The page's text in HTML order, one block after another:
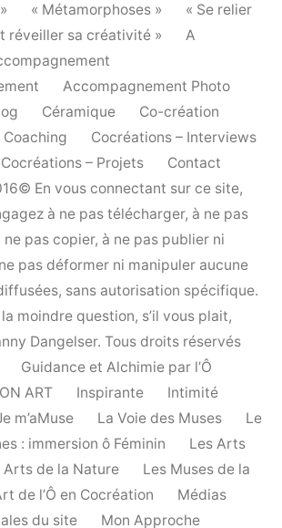
« Métamorphoses »
« Se relier
réveiller sa créativité »
A
Accompagnement Photo
Céramique
Co-création
Coaching
Cocréations – Interviews
Cocréations – Projets
Contact
En vous connectant sur ce site,
à ne pas télécharger, à ne pas
pas copier, à ne pas publier ni
pas déformer ni manipuler aucune
sans autorisation spécifique.
moindre question, s’il vous plait,
Dangelser. Tous droits réservés
Guidance et Alchimie par l’Ô
ART
Inspirante
Intimité
m’aMuse La Voie des Muses
Le
: immersion ô Féminin
Les Arts
Arts de la Nature
Les Muses de la
de l’Ô en Cocréation
Médias
du site
Mon Approche